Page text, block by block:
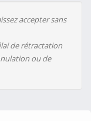
accepter sans
de rétractation
ou de